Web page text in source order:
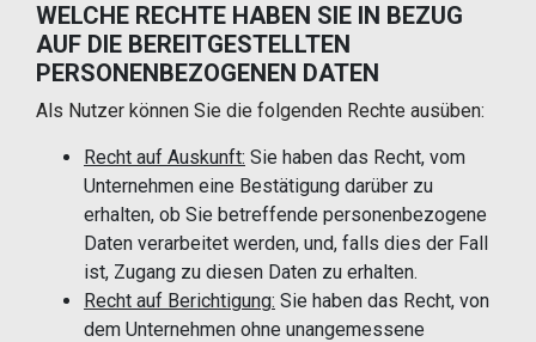
WELCHE RECHTE HABEN SIE IN BEZUG
AUF DIE BEREITGESTELLTEN
PERSONENBEZOGENEN DATEN
Als Nutzer können Sie die folgenden Rechte ausüben:
Recht auf Auskunft: Sie haben das Recht, vom
Unternehmen eine Bestätigung darüber zu
erhalten, ob Sie betreffende personenbezogene
Daten verarbeitet werden, und, falls dies der Fall
ist, Zugang zu diesen Daten zu erhalten.
Recht auf Berichtigung: Sie haben das Recht, von
dem Unternehmen ohne unangemessene